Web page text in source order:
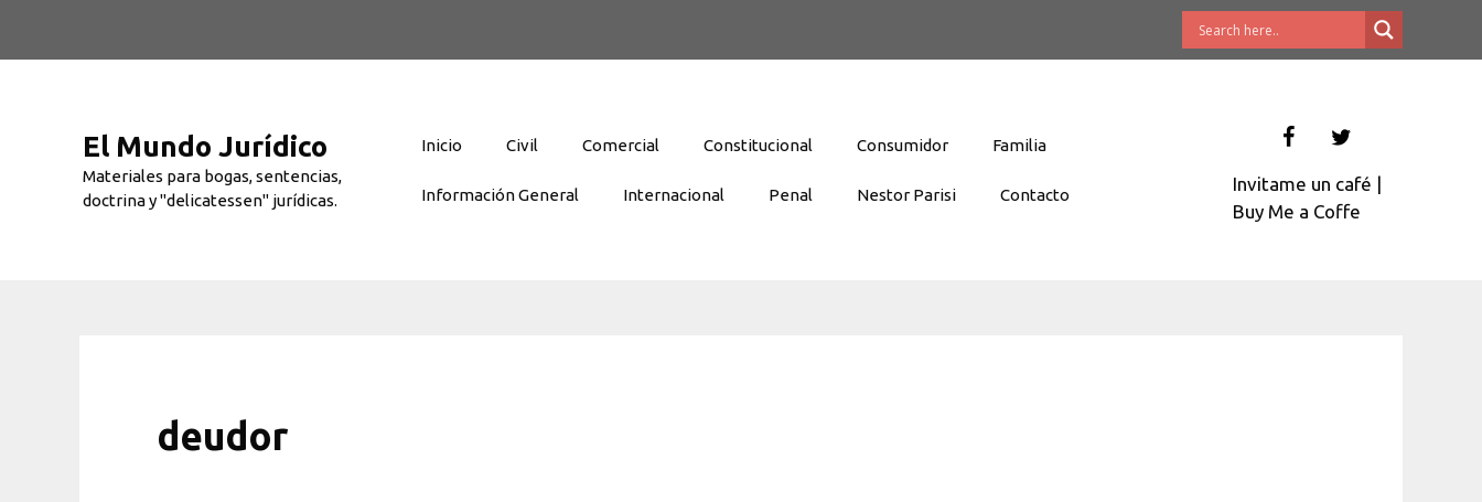
El Mundo Jurídico
Materiales para bogas, sentencias,
doctrina y "delicatessen" jurídicas.
Inicio Civil Comercial Constitucional Consumidor Familia
Información General Internacional Penal Nestor Parisi Contacto
Invitame un café |
Buy Me a Coffe
deudor